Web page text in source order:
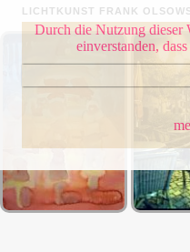
Durch die Nutzung dieser
einverstanden,
LICHTKUNST FRANK